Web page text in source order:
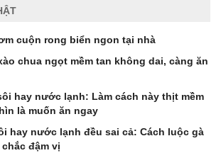
cuộn rong biển ngon tại nhà
chua ngọt mềm tan không dai, càng ăn
hay nước lạnh: Làm cách này thịt mềm
là muốn ăn ngay
hay nước lạnh đều sai cả: Cách luộc gà
đậm vị